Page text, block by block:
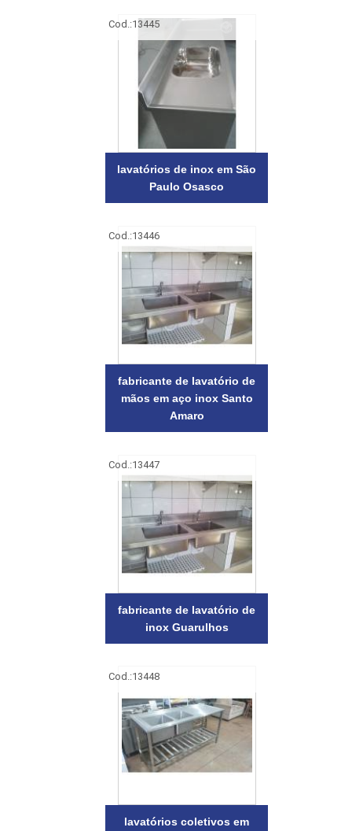
Cod.:13445
lavatórios de inox em São
Paulo Osasco
Cod.:13446
fabricante de lavatório de
mãos em aço inox Santo
Amaro
Cod.:13447
fabricante de lavatório de
inox Guarulhos
Cod.:13448
lavatórios coletivos em